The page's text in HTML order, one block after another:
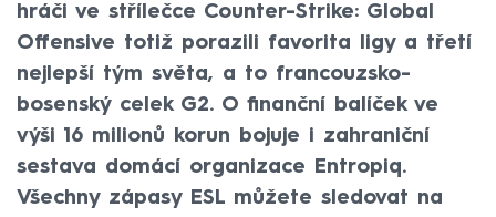
hráči ve střílečce Counter-Strike: Global
Offensive totiž porazili favorita ligy a třetí
nejlepší tým světa, a to francouzsko-
bosenský celek G2. O finanční balíček ve
výši 16 milionů korun bojuje i zahraniční
sestava domácí organizace Entropiq.
Všechny zápasy ESL můžete sledovat na